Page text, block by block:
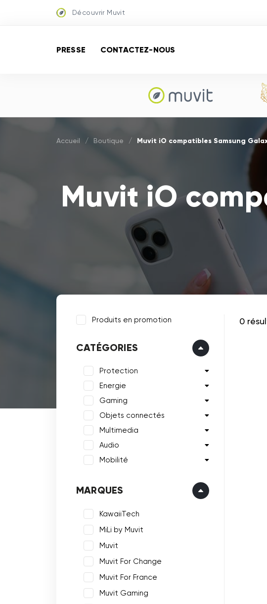
Découvrir Muvit
PRESSE CONTACTEZ-NOUS
Accueil / Boutique / Muvit iO compatibles Samsung
Muvit iO
Produits en promotion
CATÉGORIES
Protection
Energie
Gaming
Objets connectés
Multimedia
Audio
Mobilité
MARQUES
KawaiiTech
MiLi by Muvit
Muvit
Muvit For Change
Muvit For France
Muvit Gaming
0